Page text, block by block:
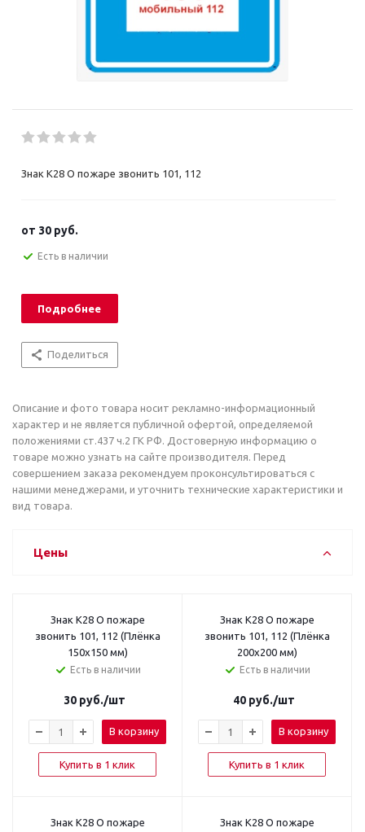
Знак K28 О пожаре звонить 101, 112
от 30 руб.
Есть в наличии
Подробнее
Поделиться
Описание и фото товара носит рекламно-информационный
характер и не является публичной офертой, определяемой
положениями ст.437 ч.2 ГК РФ. Достоверную информацию о
товаре можно узнать на сайте производителя. Перед
совершением заказа рекомендуем проконсультироваться с
нашими менеджерами, и уточнить технические характеристики и
вид товара.
Цены
Знак K28 О пожаре
звонить 101, 112 (Плёнка
150x150 мм)
Есть в наличии
30 руб./шт
В корзину
Купить в 1 клик
Знак K28 О пожаре
звонить 101, 112 (Плёнка
200x200 мм)
Есть в наличии
40 руб./шт
В корзину
Купить в 1 клик
Знак K28 О пожаре
Знак K28 О пожаре